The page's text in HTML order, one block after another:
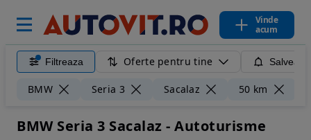
Vinde
acum
Filtreaza Oferte pentru tine
BMW Seria 3 Sacalaz 50 km
BMW Seria 3 Sacalaz - Autoturisme